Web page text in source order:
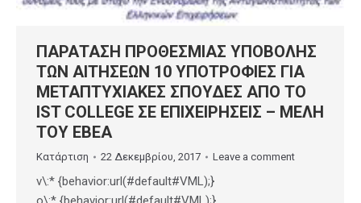
ΠΑΡΑΤΑΣΗ ΠΡΟΘΕΣΜΙΑΣ ΥΠΟΒΟΛΗΣ
ΤΩΝ ΑΙΤΗΣΕΩΝ 10 ΥΠΟΤΡΟΦΙΕΣ ΓΙΑ
ΜΕΤΑΠΤΥΧΙΑΚΕΣ ΣΠΟΥΔΕΣ ΑΠΟ ΤΟ
IST COLLEGE ΣΕ ΕΠΙΧΕΙΡΗΣΕΙΣ – ΜΕΛΗ
ΤΟΥ ΕΒΕΑ
Κατάρτιση 22 Δεκεμβρίου, 2017 Leave a comment
v\:* {behavior:url(#default#VML);}